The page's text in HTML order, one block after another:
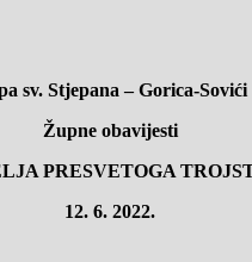
sv. Stjepana – Gorica-Sovići
Župne obavijesti
PRESVETOGA
12. 6. 2022.